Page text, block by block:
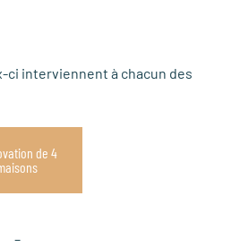
ci interviennent à chacun des
de 4
–